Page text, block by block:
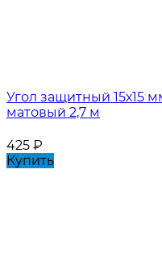
Угол защитный 15х15
матовый 2,7 м
425 ₽
Купить